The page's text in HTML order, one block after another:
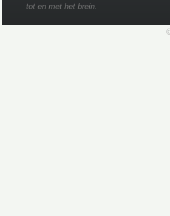
tot en met het brein.